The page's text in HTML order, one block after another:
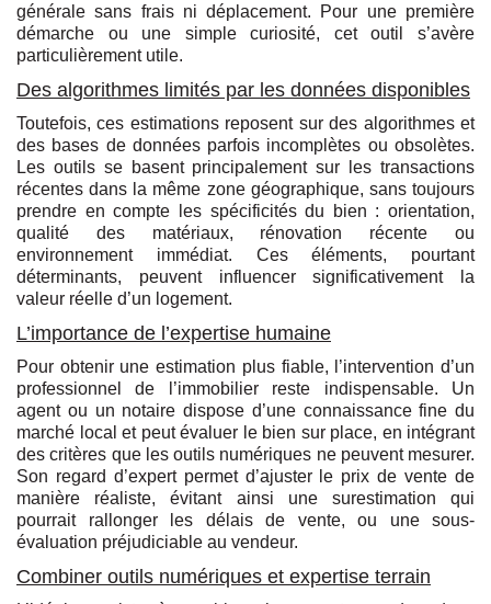
générale sans frais ni déplacement. Pour une première
démarche ou une simple curiosité, cet outil s’avère
particulièrement utile.
Des algorithmes limités par les données disponibles
Toutefois, ces estimations reposent sur des algorithmes et
des bases de données parfois incomplètes ou obsolètes.
Les outils se basent principalement sur les transactions
récentes dans la même zone géographique, sans toujours
prendre en compte les spécificités du bien : orientation,
qualité des matériaux, rénovation récente ou
environnement immédiat. Ces éléments, pourtant
déterminants, peuvent influencer significativement la
valeur réelle d’un logement.
L’importance de l’expertise humaine
Pour obtenir une estimation plus fiable, l’intervention d’un
professionnel de l’immobilier reste indispensable. Un
agent ou un notaire dispose d’une connaissance fine du
marché local et peut évaluer le bien sur place, en intégrant
des critères que les outils numériques ne peuvent mesurer.
Son regard d’expert permet d’ajuster le prix de vente de
manière réaliste, évitant ainsi une surestimation qui
pourrait rallonger les délais de vente, ou une sous-
évaluation préjudiciable au vendeur.
Combiner outils numériques et expertise terrain